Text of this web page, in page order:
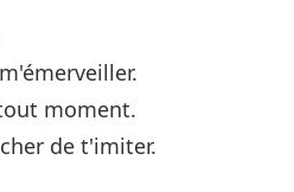
moment.
de t'imiter.